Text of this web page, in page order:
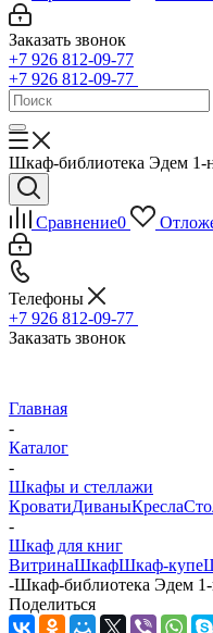
Заказать звонок
+7 926 812-09-77
+7 926 812-09-77
Шкаф-библиотека Эдем 1-
Сравнение0
Телефоны
+7 926 812-09-77
Заказать звонок
Главная
-
Каталог
-
Шкафы и стеллажи
КроватиДиваныКресла
-
Шкаф для книг
ВитринаШкафШкаф-купе
-Шкаф-библиотека Эдем 1-
Поделиться